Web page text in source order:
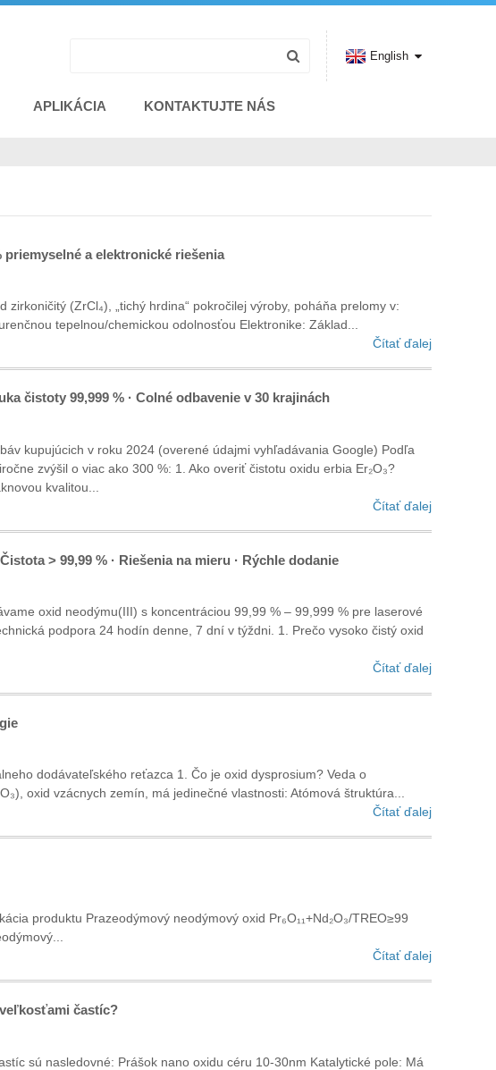
APLIKÁCIA KONTAKTUJTE NÁS
English
a elektronické riešenia
(ZrCl₄)‌, „tichý hrdina“ pokročilej výroby, poháňa prelomy v:
tepelnou/chemickou odolnosťou‌ Elektronike‌: Základ...
Čítať ďalej
čistoty 99,999 % · Colné odbavenie v 30 krajinách
kupujúcich v roku 2024 (overené údajmi vyhľadávania Google) Podľa
zvýšil o viac ako 300 %: 1. Ako overiť čistotu oxidu erbia Er₂O₃?
kvalitou...
Čítať ďalej
> 99,99 % · Riešenia na mieru · Rýchle dodanie
oxid neodýmu(III) s koncentráciou 99,99 % – 99,999 % pre laserové
podpora 24 hodín denne, 7 dní v týždni. ‌1. Prečo vysoko čistý oxid
Čítať ďalej
dodávateľského reťazca ‌1. Čo je oxid dysprosium? Veda o
oxid vzácnych zemín, má jedinečné vlastnosti: ‌Atómová štruktúra...
Čítať ďalej
produktu Prazeodýmový neodýmový oxid Pr₆O₁₁+Nd₂O₃/TREO≥99
Čítať ďalej
častíc?
sú nasledovné: Prášok nano oxidu céru 10-30nm Katalytické pole: Má